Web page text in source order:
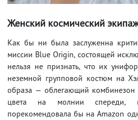
Женский космический
Как бы ни была заслуженна
миссии Blue Origin, состоящей
нельзя не признать, что их
неземной групповой костюм на
образа — облегающий комбинезон
цвета на молнии спереди,
порекомендовала бы на Amazon